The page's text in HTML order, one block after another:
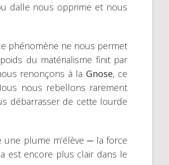
dalle nous opprime et nous
phénomène ne nous permet
du matérialisme finit par
renonçons à la Gnose, ce
nous rebellons rarement
débarrasser de cette lourde
plume m’élève ─ la force
est encore plus clair dans le